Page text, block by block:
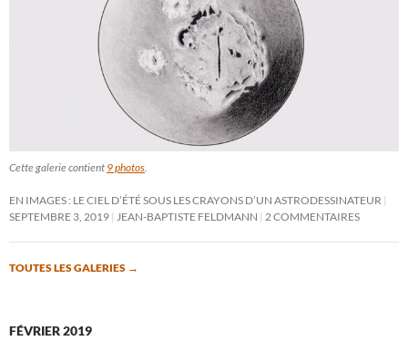
Cette galerie contient 9 photos.
EN IMAGES : LE CIEL D’ÉTÉ SOUS LES CRAYONS D’UN ASTRODESSINATEUR
SEPTEMBRE 3, 2019 JEAN-BAPTISTE FELDMANN 2 COMMENTAIRES
TOUTES LES GALERIES →
FÉVRIER 2019